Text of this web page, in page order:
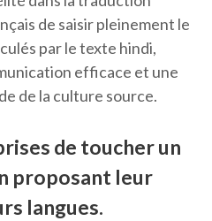
de saisir pleinement le
par le texte hindi,
efficace et une
de la culture source.
de toucher un
proposant leur
langues.